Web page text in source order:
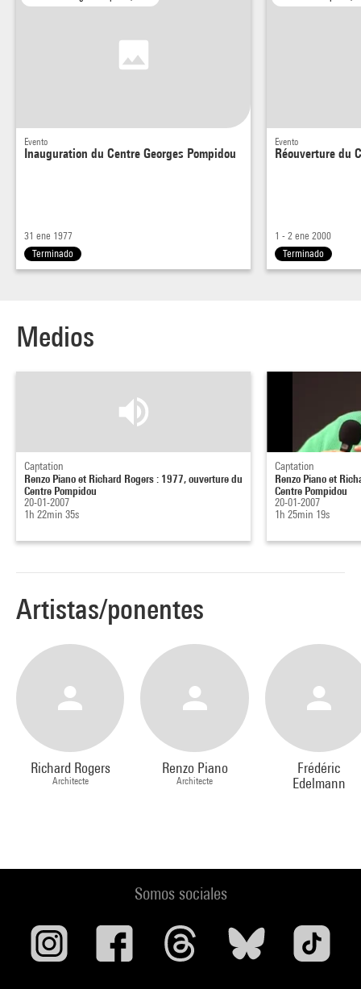
Evento
Inauguration du Centre Georges Pompidou
31 ene 1977
Terminado
Evento
Réouverture du
1 - 2 ene 2000
Terminado
Medios
Captation
Renzo Piano et Richard Rogers : 1977, ouverture du
Centre Pompidou
20-01-2007
1h 22min 35s
Captation
Renzo Piano et
Centre Pompidou
20-01-2007
1h 25min 19s
Artistas/ponentes
Richard Rogers
Architecte
Renzo Piano
Architecte
Frédéric
Edelmann
Somos sociales